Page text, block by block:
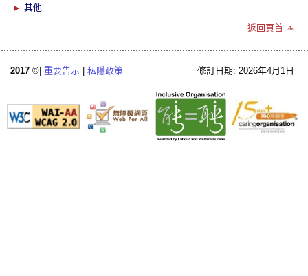
其他
返回頁首
2017 ©| 重要告示 私隱政策 修訂日期: 2026年4月1日